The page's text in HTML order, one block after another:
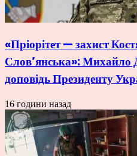
«Пріорітет — захист
Слов’янська»: Михайло
доповідь Президенту
16 години назад